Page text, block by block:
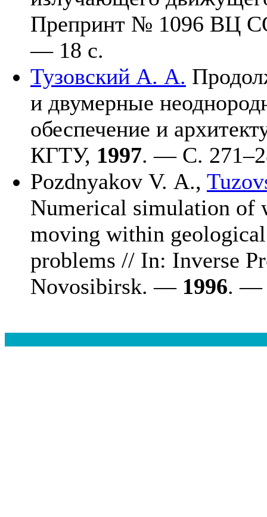
Препринт № 1096 ВЦ
— 18 с.
Тузовский А. А.
и двумерные
обеспечение и
КГТУ, 1997. — C. 2
Pozdnyakov V. A.,
Numerical simulation of
moving within
problems // In: Inverse
Novosibirsk. — 1996. —